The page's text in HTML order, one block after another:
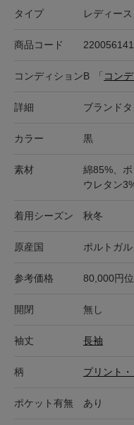
タイプ レディース
商品コード
コンディションB 「 コン
詳細 ブランドタ
カラー 黒
素材
綿85%、
ウレタン
着用シーズン 秋冬
原産国 ポルトガル
参考価格 80,000円位
開閉 無し
袖丈 長袖
柄 プリント
ポケット有無 あり